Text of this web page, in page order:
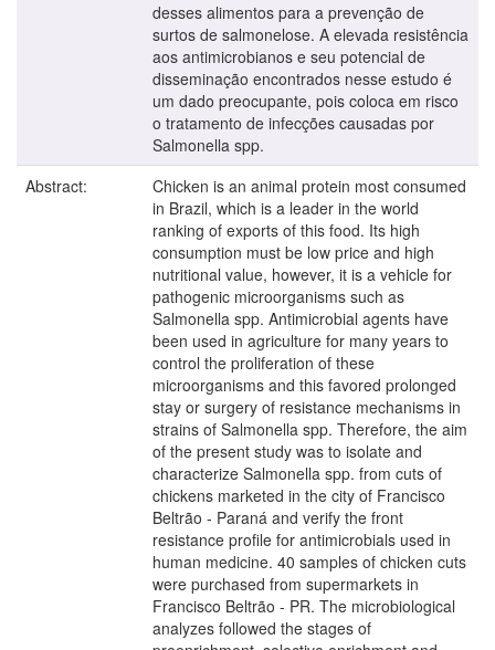
desses alimentos para a prevenção de
surtos de salmonelose. A elevada resistência
aos antimicrobianos e seu potencial de
disseminação encontrados nesse estudo é
um dado preocupante, pois coloca em risco
o tratamento de infecções causadas por
Salmonella spp.
Abstract:
Chicken is an animal protein most consumed
in Brazil, which is a leader in the world
ranking of exports of this food. Its high
consumption must be low price and high
nutritional value, however, it is a vehicle for
pathogenic microorganisms such as
Salmonella spp. Antimicrobial agents have
been used in agriculture for many years to
control the proliferation of these
microorganisms and this favored prolonged
stay or surgery of resistance mechanisms in
strains of Salmonella spp. Therefore, the aim
of the present study was to isolate and
characterize Salmonella spp. from cuts of
chickens marketed in the city of Francisco
Beltrão - Paraná and verify the front
resistance profile for antimicrobials used in
human medicine. 40 samples of chicken cuts
were purchased from supermarkets in
Francisco Beltrão - PR. The microbiological
analyzes followed the stages of